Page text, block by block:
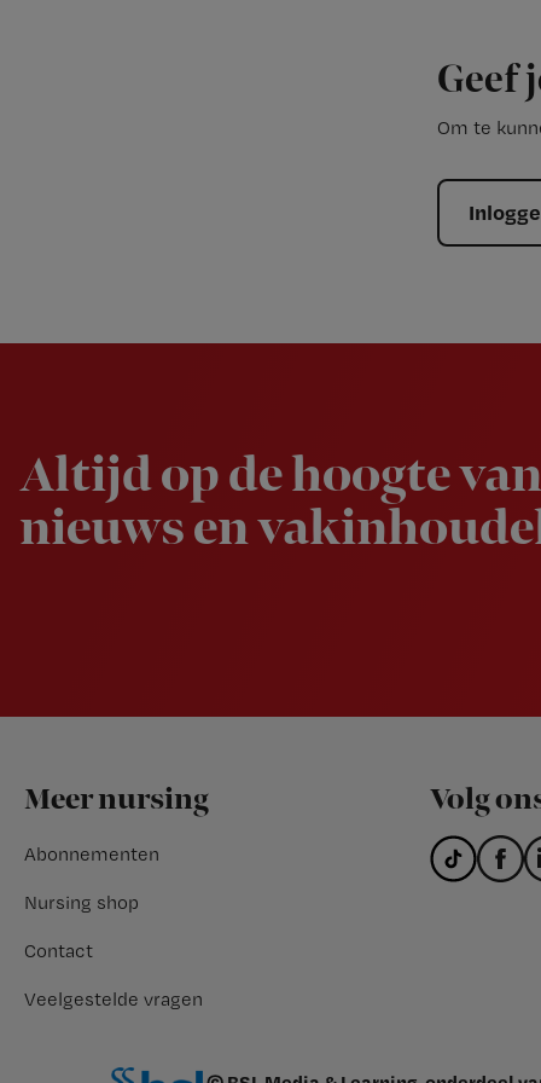
Geef
Om te
Altijd op de hoogte
nieuws en
Footer
Meer nursing
Abonnementen
Nursing shop
Contact
Veelgestelde vragen
Volg